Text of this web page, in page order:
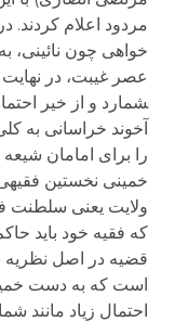
مردود اعلام
خواهی چون نائینی،
شمارد و از خیر
آخوند خراسانی به
را برای امامان شیعه
خمینی نخستین
ولایت یعنی سلطنت
که فقیه خود باید
قضیه در اصل نظریه
است که به دست
احتمال زیاد مانند